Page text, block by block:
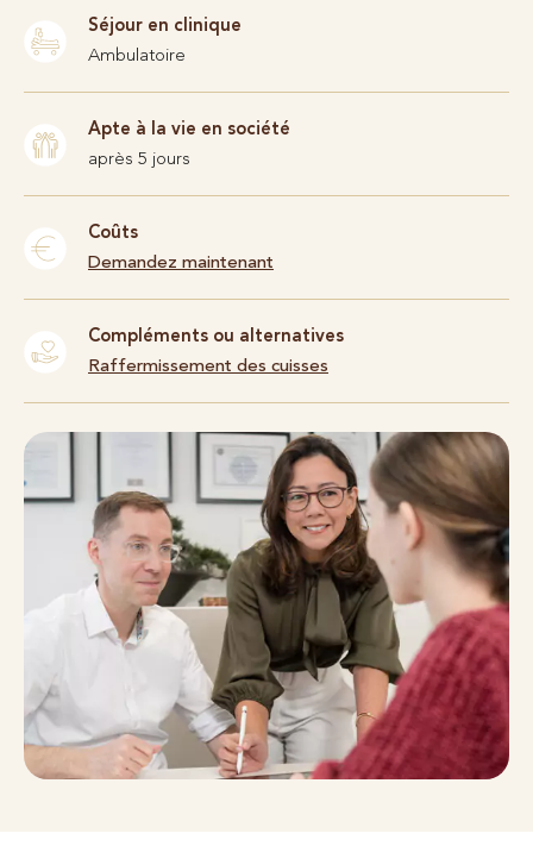
Séjour en clinique
Ambulatoire
Apte à la vie en société
après 5 jours
Coûts
Demandez maintenant
Compléments ou alternatives
Raffermissement des cuisses